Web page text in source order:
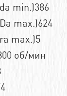
min.)386
max.)624
max.)5
об/мин